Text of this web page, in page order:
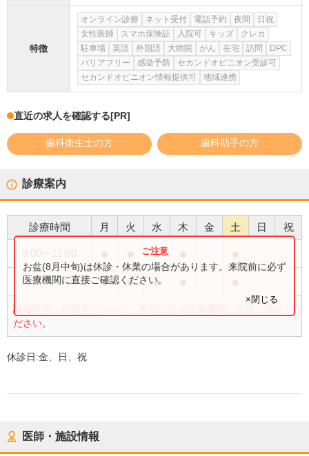
特徴
オンライン診療 ネット受付 電話予約 夜間
日祝
女性医師
スマホ保険証 入院可 キッズ
クレカ
駐車場
英語 外国語 大病院 がん 在宅 訪問
DPC
バリアフリー
感染予防
セカンドオピニオン受診可
セカンドオピニオン情報提供可
地域連携
直近の求人を確認する[PR]
歯科衛生士の方 歯科助手の方
診療案内
診療時間 月 火 水 木 金 土 日 祝
●
13:30〜17:30 ● ● ●
診療時間・内容等について、事前に必ず医療機関に直接ご確認く
ださい。
お盆(8月中旬)は休診・休業の場合があります。来院前に必ず
医療機関に直接ご確認ください。
×閉じる
休診日:金、日、祝
医師・施設情報